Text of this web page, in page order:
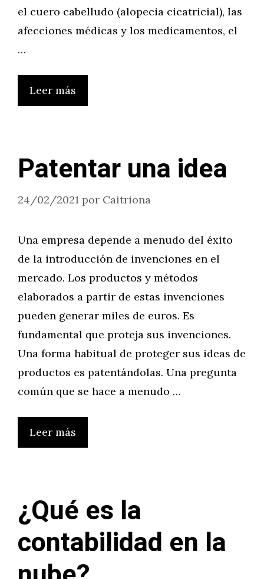
el cuero cabelludo (alopecia cicatricial), las
afecciones médicas y los medicamentos, el
…
Leer más
Patentar una idea
24/02/2021 por Caitriona
Una empresa depende a menudo del éxito
de la introducción de invenciones en el
mercado. Los productos y métodos
elaborados a partir de estas invenciones
pueden generar miles de euros. Es
fundamental que proteja sus invenciones.
Una forma habitual de proteger sus ideas de
productos es patentándolas. Una pregunta
común que se hace a menudo …
Leer más
¿Qué es la
contabilidad en la